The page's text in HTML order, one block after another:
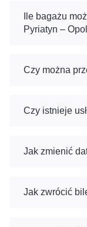
Ile bagażu
Pyriatyn –
Czy można
Czy istnieje
Jak zmienić
Jak zwrócić